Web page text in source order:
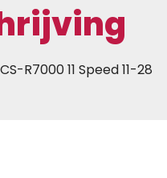
R7000 11 Speed 11-28